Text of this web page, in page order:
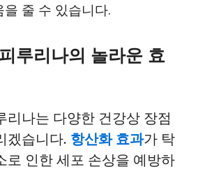
을 줄 수 있습니다.
루리나의 놀라운 효
리나는 다양한 건강상 장점
겠습니다. 항산화 효과가 탁
로 인한 세포 손상을 예방하